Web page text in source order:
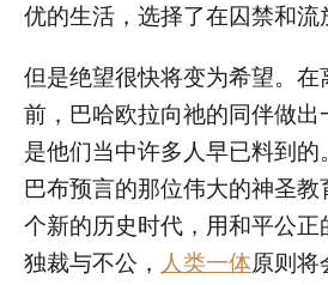
优的生活，选择了在囚禁和流
但是绝望很快将变为希望。
前，巴哈欧拉向祂的同伴做
是他们当中许多人早已料到
巴布预言的那位伟大的神圣
个新的历史时代，用和平公
独裁与不公， 人类一体原则将